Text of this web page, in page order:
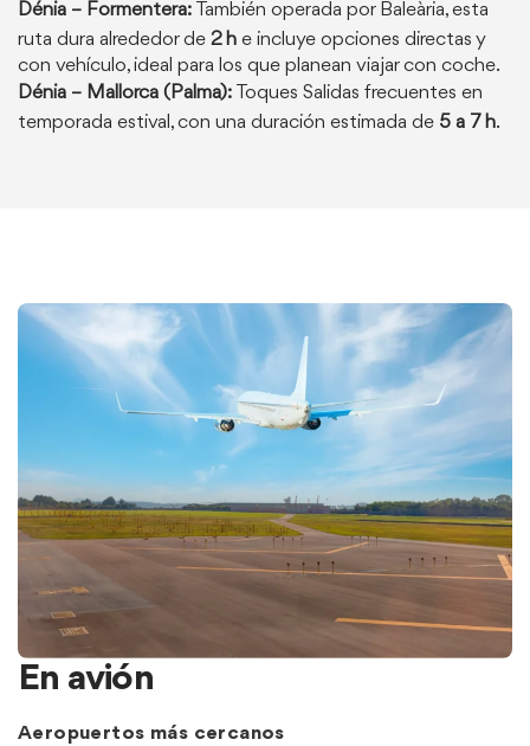
Dénia – Formentera: También operada por Baleària, esta
ruta dura alrededor de 2 h e incluye opciones directas y
con vehículo, ideal para los que planean viajar con coche.
Dénia – Mallorca (Palma): Toques Salidas frecuentes en
temporada estival, con una duración estimada de 5 a 7 h.
En avión
Aeropuertos más cercanos